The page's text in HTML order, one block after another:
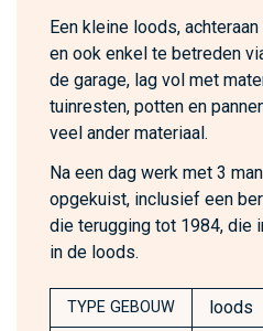
Een kleine loods,
en ook enkel te betreden
de garage, lag vol met
tuinresten, potten en
veel ander materiaal.
Na een dag werk met 3
opgekuist, inclusief een
die terugging tot 1984, die
in de loods.
TYPE GEBOUW loods